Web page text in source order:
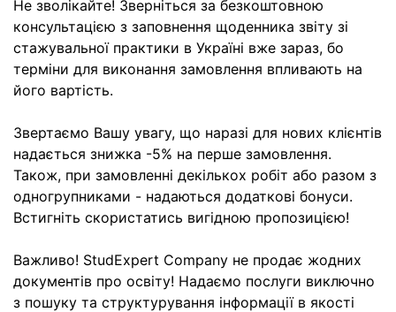
Не зволікайте! Зверніться за безкоштовною
консультацією з заповнення щоденника звіту зі
стажувальної практики в Україні вже зараз, бо
терміни для виконання замовлення впливають на
його вартість.
Звертаємо Вашу увагу, що наразі для нових клієнтів
надається знижка -5% на перше замовлення.
Також, при замовленні декількох робіт або разом з
одногрупниками - надаються додаткові бонуси.
Встигніть скористатись вигідною пропозицією!
Важливо! StudExpert Company не продає жодних
документів про освіту! Надаємо послуги виключно
з пошуку та структурування інформації в якості